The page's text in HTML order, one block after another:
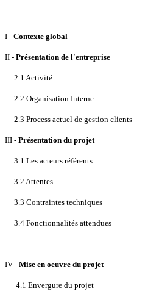
I - Contexte global
II - Présentation de l'entreprise
2.1 Activité
2.2 Organisation Interne
2.3 Process actuel de gestion clients
III - Présentation du projet
3.1 Les acteurs référents
3.2 Attentes
3.3 Contraintes techniques
3.4 Fonctionnalités attendues
IV - Mise en oeuvre du projet
4.1 Envergure du projet